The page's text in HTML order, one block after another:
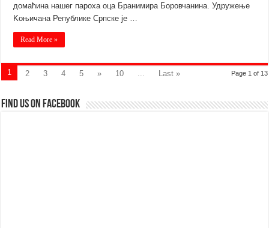
домаћина нашег пароха оца Бранимира Боровчанина. Удружење
Kоњичана Републике Српске је …
Read More »
Page 1 of 13
1 2 3 4 5 » 10 Last »
Find us on Facebook